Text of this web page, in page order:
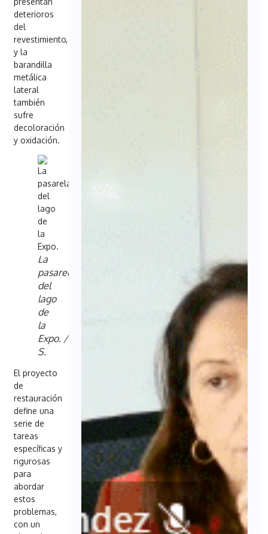
deterioros
del
revestimiento,
y la
barandilla
metálica
lateral
también
sufre
decoloración
y oxidación.
La
pasarela
del
lago
de
la
Expo. /
S.
El proyecto
de
restauración
define una
serie de
tareas
específicas y
rigurosas
para
abordar
estos
problemas,
con un